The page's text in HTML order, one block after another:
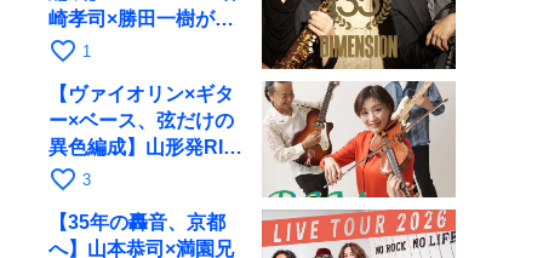
崎孝司×勝田一樹が10
月11日に京都RAGへ
favorite_border 1
【ヴァイオリン×ギタ
ー×ベース、弦だけの
異色編成】山形発RIM
が初全国ツアーで8月
favorite_border 3
【35年の轟音、京都
へ】山本恭司×満園兄